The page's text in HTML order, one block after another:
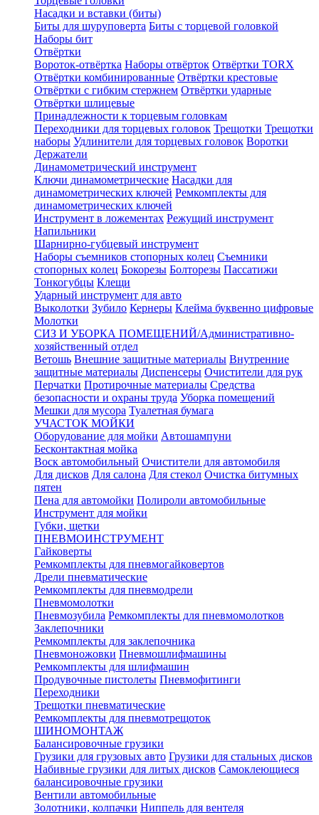
Насадки и вставки (биты)
Биты для шуруповерта Биты с торцевой головкой
Наборы бит
Отвёртки
Вороток-отвёртка Наборы отвёрток Отвёртки TORX
Отвёртки комбинированные Отвёртки крестовые
Отвёртки с гибким стержнем Отвёртки ударные
Отвёртки шлицевые
Принадлежности к торцевым головкам
Переходники для торцевых головок Трещотки Трещотки
наборы Удлинители для торцевых головок Воротки
Держатели
Динамометрический инструмент
Ключи динамометрические Насадки для
динамометрических ключей Ремкомплекты для
динамометрических ключей
Инструмент в ложементах Режущий инструмент
Напильники
Шарнирно-губцевый инструмент
Наборы съемников стопорных колец Съемники
стопорных колец Бокорезы Болторезы Пассатижи
Тонкогубцы Клещи
Ударный инструмент для авто
Выколотки Зубило Кернеры Клейма буквенно цифровые
Молотки
СИЗ И УБОРКА ПОМЕЩЕНИЙ/Административно-
хозяйственный отдел
Ветошь Внешние защитные материалы Внутренние
защитные материалы Диспенсеры Очистители для рук
Перчатки Протирочные материалы Средства
безопасности и охраны труда Уборка помещений
Мешки для мусора Туалетная бумага
УЧАСТОК МОЙКИ
Оборудование для мойки Автошампуни
Бесконтактная мойка
Воск автомобильный Очистители для автомобиля
Для дисков Для салона Для стекол Очистка битумных
пятен
Пена для автомойки Полироли автомобильные
Инструмент для мойки
Губки, щетки
ПНЕВМОИНСТРУМЕНТ
Гайковерты
Ремкомплекты для пневмогайковертов
Дрели пневматические
Ремкомплекты для пневмодрели
Пневмомолотки
Пневмозубила Ремкомплекты для пневмомолотков
Заклепочники
Ремкомплекты для заклепочника
Пневмоножовки Пневмошлифмашины
Ремкомплекты для шлифмашин
Продувочные пистолеты Пневмофитинги
Переходники
Трещотки пневматические
Ремкомплекты для пневмотрещоток
ШИНОМОНТАЖ
Балансировочные грузики
Грузики для грузовых авто Грузики для стальных дисков
Набивные грузики для литых дисков Самоклеющиеся
балансировочные грузики
Вентили автомобильные
Золотники, колпачки Ниппель для вентеля